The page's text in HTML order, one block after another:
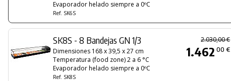
Evaporador helado siempre a 0ºC
Ref. SK6S
SK8S - 8 Bandejas GN 1/3
Dimensiones 168 x 39,5 x 27 cm
Temperatura (food zone) 2 a 6 °C
Evaporador helado siempre a 0ºC
Ref. SK8S
2.030,00 €
1.462 00 €